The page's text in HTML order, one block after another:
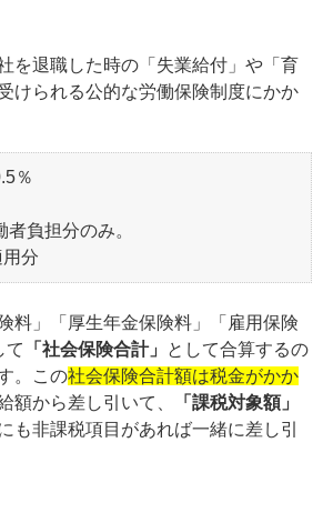
を退職した時の「失業給付」や「育
けられる公的な労働保険制度にかか
％
負担分のみ。
分
料」「厚生年金保険料」「雇用保険
て
「社会保険合計」
として合算するの
。この社会保険合計額は税金がかか
額から差し引いて、
「課税対象額」
も非課税項目があれば一緒に差し引